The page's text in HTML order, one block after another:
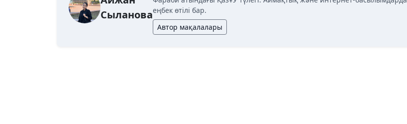
Сылановаеңбек өтілі бар.
Автор мақалалары